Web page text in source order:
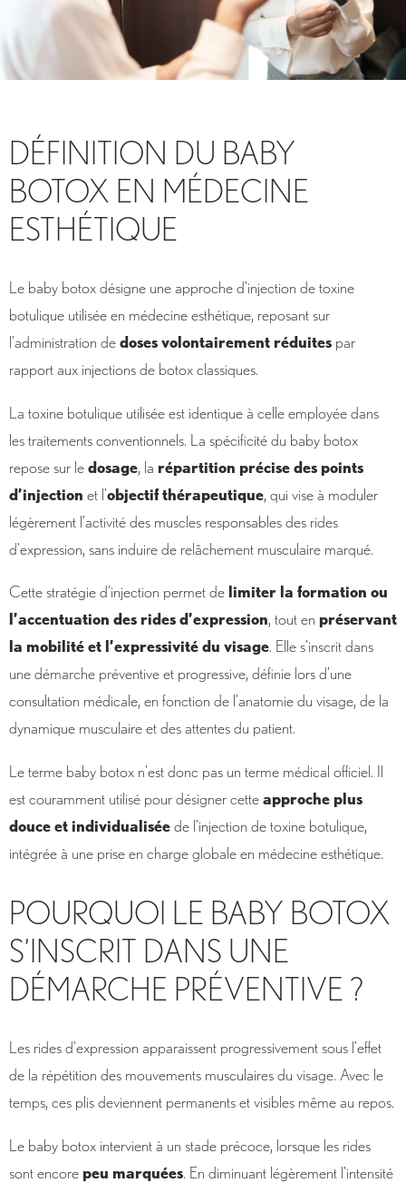
DÉFINITION DU BABY
BOTOX EN MÉDECINE
ESTHÉTIQUE
Le baby botox désigne une approche d’injection de toxine
botulique utilisée en médecine esthétique, reposant sur
l’administration dedoses volontairement réduites par
rapport aux injections de botox classiques.
La toxine botulique utilisée est identique à celle employée dans
les traitements conventionnels. La spécificité du baby botox
repose sur ledosage, la répartition précise des points
d’injection et l’objectif thérapeutique, qui vise à moduler
légèrement l’activité des muscles responsables des rides
d’expression, sans induire de relâchement musculaire marqué.
Cette stratégie d’injection permet delimiter la formation ou
l’accentuation des rides d’expression, tout en préservant
la mobilité et l’expressivité du visage. Elle s’inscrit dans
une démarche préventive et progressive, définie lors d’une
consultation médicale, en fonction de l’anatomie du visage, de la
dynamique musculaire et des attentes du patient.
Le terme baby botox n’est donc pas un terme médical officiel. Il
est couramment utilisé pour désigner cetteapproche plus
douce et individualiséede l’injection de toxine botulique,
intégrée à une prise en charge globale en médecine esthétique.
POURQUOI LE BABY BOTOX
S’INSCRIT DANS UNE
DÉMARCHE PRÉVENTIVE ?
Les rides d’expression apparaissent progressivement sous l’effet
de la répétition des mouvements musculaires du visage. Avec le
temps, ces plis deviennent permanents et visibles même au repos.
Le baby botox intervient à un stade précoce, lorsque les rides
sont encorepeu marquées. En diminuant légèrement l’intensité